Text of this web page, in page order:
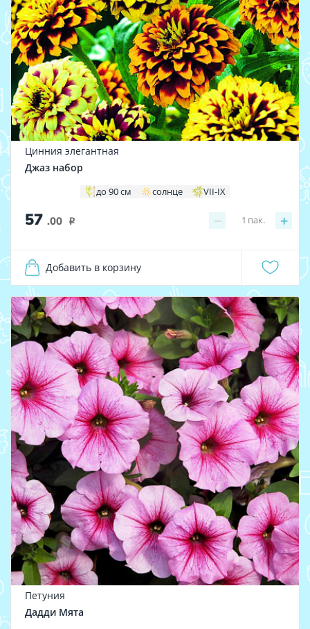
Цинния элегантная
Джаз набор
до 90 см солнце VII-IX
57 .00 i − +
1 пак.
Добавить в корзину
Петуния
Дадди Мята